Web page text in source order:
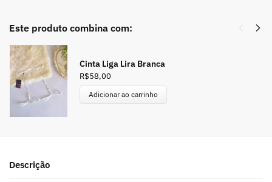
Este produto combina com:
Cinta Liga Lira Branca
R$58,00
Adicionar ao carrinho
Descrição